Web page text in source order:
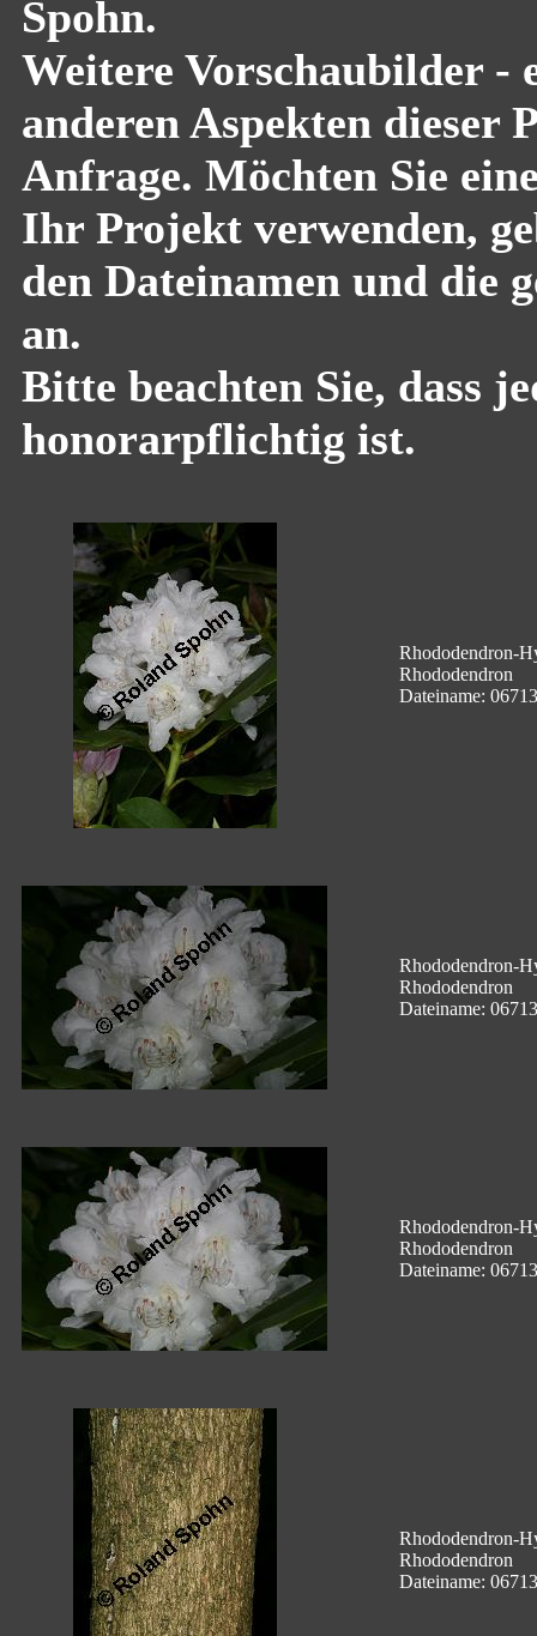
Spohn.
Weitere Vorschaubilder -
anderen Aspekten dieser
Anfrage. Möchten Sie
Ihr Projekt verwenden,
den Dateinamen und die
an.
Bitte beachten Sie, dass
honorarpflichtig ist.
Rhododendron-
Rhododendron
Dateiname:
Rhododendron-
Rhododendron
Dateiname:
Rhododendron-
Rhododendron
Dateiname:
Rhododendron-
Rhododendron
Dateiname: